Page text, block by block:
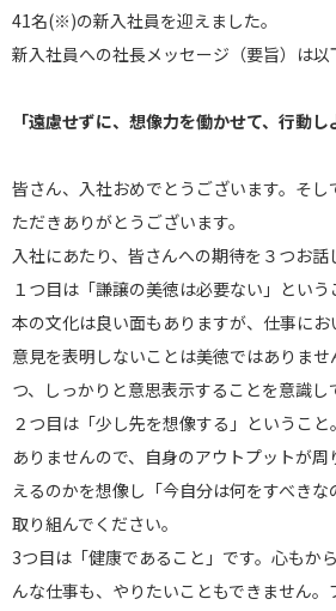
41名(※)の新入社員を迎えました。
新入社員への社長メッセージ（要旨）は以
「遠慮せずに、想像力を働かせて、行動し
皆さん、入社おめでとうございます。そし
ただきありがとうございます。
入社にあたり、皆さんへの期待を３つお話
１つ目は「謙譲の美徳は必要ない」とい
本の文化は良い面もありますが、仕事に
意見を表明しないことは美徳ではありま
つ、しっかりと意思表示することを意識し
２つ目は「少し先を想像する」というこ
ありませんので、自身のアウトプットが
えるのかを想像し「今自分は何をすべきな
取り組んでください。
3つ目は「健康であること」です。心もか
んな仕事も、やりたいこともできません